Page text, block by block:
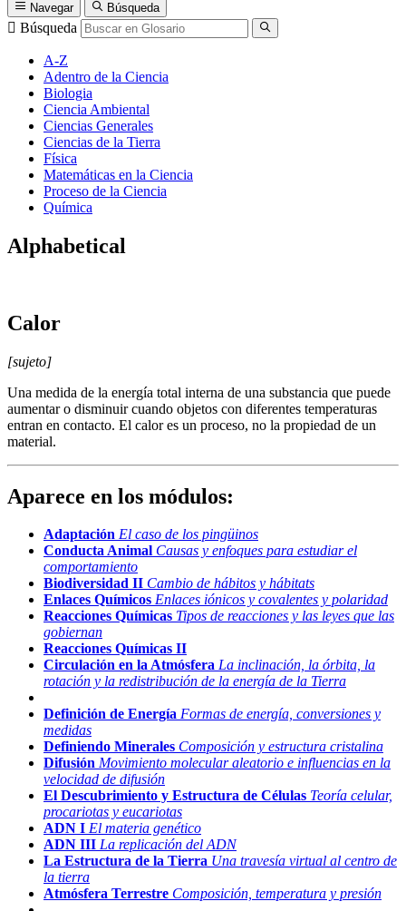
Navegar Búsqueda
Búsqueda
A-Z
Adentro de la Ciencia
Biologia
Ciencia Ambiental
Ciencias Generales
Ciencias de la Tierra
Física
Matemáticas en la Ciencia
Proceso de la Ciencia
Química
Alphabetical
Calor
[sujeto]
Una medida de la energía total interna de una substancia que puede
aumentar o disminuir cuando objetos con diferentes temperaturas
entran en contacto. El calor es un proceso, no la propiedad de un
material.
Aparece en los módulos:
Adaptación El caso de los pingüinos
Conducta Animal Causas y enfoques para estudiar el
comportamiento
Biodiversidad II Cambio de hábitos y hábitats
Enlaces Químicos Enlaces iónicos y covalentes y polaridad
Reacciones Químicas Tipos de reacciones y las leyes que las
gobiernan
Reacciones Químicas II
Circulación en la Atmósfera La inclinación, la órbita, la
rotación y la redistribución de la energía de la Tierra
Definición de Energía Formas de energía, conversiones y
medidas
Definiendo Minerales Composición y estructura cristalina
Difusión Movimiento molecular aleatorio e influencias en la
velocidad de difusión
El Descubrimiento y Estructura de Células Teoría celular,
procariotas y eucariotas
ADN I El materia genético
ADN III La replicación del ADN
La Estructura de la Tierra Una travesía virtual al centro de
la tierra
Atmósfera Terrestre Composición, temperatura y presión